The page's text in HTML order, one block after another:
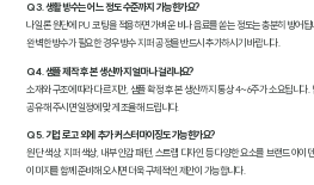
Q3. 생활 방수는 어느 정도 수준까지 가능한가요?
나일론 원단에 PU 코팅을 적용하면 가벼운 비나 음료를 쏟는 정도는 충분히 방어
완벽한 방수가 필요한 경우 방수 지퍼 공정을 반드시 추가하시기 바랍니다.
Q4. 샘플 제작 후 본 생산까지 얼마나 걸리나요?
소재와 구조에 따라 다르지만, 샘플 확정 후 본 생산까지 통상 4~6주가 소요됩니다.
공유해 주시면 일정에 맞게 조율해 드립니다.
Q5. 기업 로고 외에 추가 커스터마이징도 가능한가요?
원단 색상, 지퍼 색상, 내부 안감 패턴, 스트랩 디자인 등 다양한 요소를 브랜드 아이
이미지를 함께 준비해 오시면 더욱 구체적인 제안이 가능합니다.